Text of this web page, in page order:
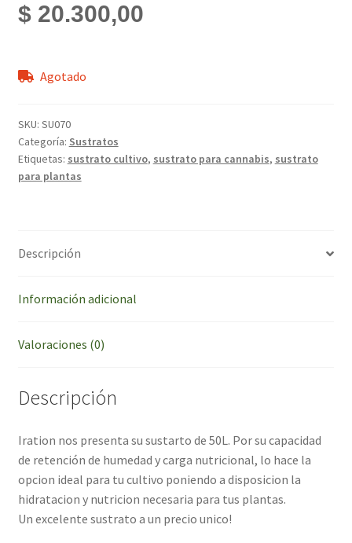
$20.300,00
Agotado
SKU: SU070
Categoría: Sustratos
Etiquetas: sustrato cultivo, sustrato para cannabis, sustrato
para plantas
Descripción
Información adicional
Valoraciones (0)
Descripción
Iration nos presenta su sustarto de 50L. Por su capacidad
de retención de humedad y carga nutricional, lo hace la
opcion ideal para tu cultivo poniendo a disposicion la
hidratacion y nutricion necesaria para tus plantas.
Un excelente sustrato a un precio unico!